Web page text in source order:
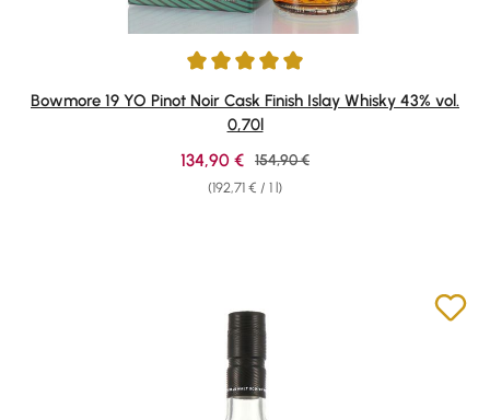
Average rating of 5 out of 5 stars
Bowmore 19 YO Pinot Noir Cask Finish Islay Whisky 43% vol.
0,70l
(192,71 € / 1 l)
Sale price:
134,90 € Regular price:
154,90 €